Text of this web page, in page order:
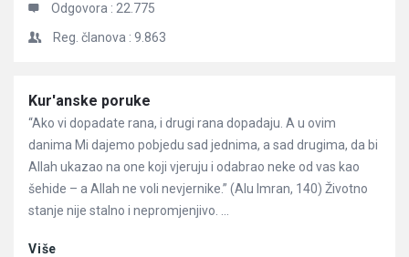
Odgovora : 22.775
Reg. članova : 9.863
Članci
Kur'anske poruke
“Ako vi dopadate rana, i drugi rana dopadaju. A u ovim
danima Mi dajemo pobjedu sad jednima, a sad drugima, da bi
Allah ukazao na one koji vjeruju i odabrao neke od vas kao
šehide – a Allah ne voli nevjernike.” (Alu Imran, 140) Životno
stanje nije stalno i nepromjenjivo. ...
Više